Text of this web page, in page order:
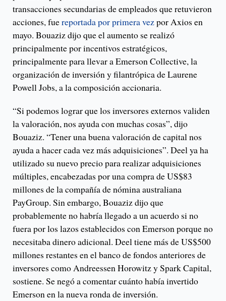
transacciones secundarias de empleados que retuvieron
acciones, fuereportada por primera vezpor Axios en
mayo. Bouaziz dijo que el aumento se realizó
principalmente por incentivos estratégicos,
principalmente para llevar a Emerson Collective, la
organización de inversión y filantrópica de Laurene
Powell Jobs, a la composición accionaria.
“Si podemos lograr que los inversores externos validen
la valoración, nos ayuda con muchas cosas”, dijo
Bouaziz. “Tener una buena valoración de capital nos
ayuda a hacer cada vez más adquisiciones”. Deel ya ha
utilizado su nuevo precio para realizar adquisiciones
múltiples, encabezadas por una compra de US$83
millones de la compañía de nómina australiana
PayGroup. Sin embargo, Bouaziz dijo que
probablemente no habría llegado a un acuerdo si no
fuera por los lazos establecidos con Emerson porque no
necesitaba dinero adicional. Deel tiene más de US$500
millones restantes en el banco de fondos anteriores de
inversores como Andreessen Horowitz y Spark Capital,
sostiene. Se negó a comentar cuánto había invertido
Emerson en la nueva ronda de inversión.